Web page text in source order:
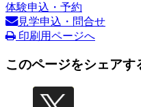
体験申込・予約
見学申込・問合せ
印刷用ページへ
このページをシェアす